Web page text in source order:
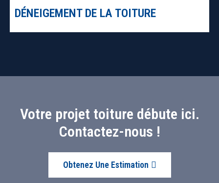
DÉNEIGEMENT DE LA TOITURE
Votre projet toiture débute ici.
Contactez-nous !
Obtenez Une Estimation